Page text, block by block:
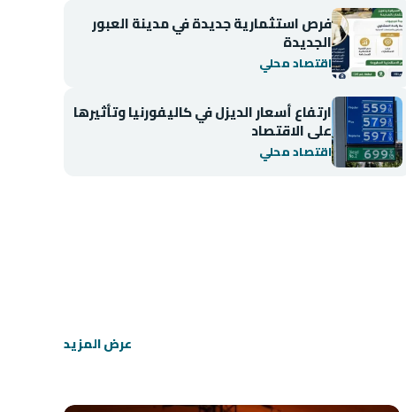
اقتصاد محلي
فرص استثمارية جديدة في مدينة العبور
الجديدة
اقتصاد محلي
ارتفاع أسعار الديزل في كاليفورنيا وتأثيرها
على الاقتصاد
اقتصاد محلي
عرض المزيد